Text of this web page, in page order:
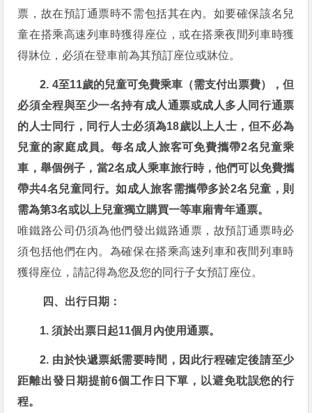
票，故在預訂通票時不需包括其在內。如要確保該名兒
童在搭乘高速列車時獲得座位，或在搭乘夜間列車時獲
得牀位，必須在登車前為其預訂座位或牀位。
2. 4至11歲的兒童可免費乘車（需支付出票費），但
必須全程與至少一名持有成人通票或成人多人同行通票
的人士同行，同行人士必須為18歲以上人士，但不必為
兒童的家庭成員。每名成人旅客可免費攜帶2名兒童乘
車，舉個例子，當2名成人乘車旅行時，他們可以免費攜
帶共4名兒童同行。如成人旅客需攜帶多於2名兒童，則
需為第3名或以上兒童獨立購買一等車廂青年通票。
唯鐵路公司仍須為他們發出鐵路通票，故預訂通票時必
須包括他們在內。為確保在搭乘高速列車和夜間列車時
獲得座位，請記得為您及您的同行子女預訂座位。
四、出行日期：
1. 須於出票日起11個月內使用通票。
2. 由於快遞票紙需要時間，因此行程確定後請至少
距離出發日期提前6個工作日下單，以避免耽誤您的行
程。